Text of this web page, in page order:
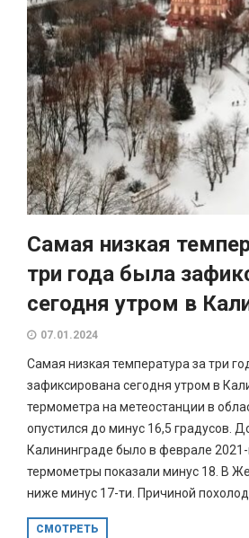
Самая низкая
три года была
сегодня утром в
07.01.2024
Самая низкая температура за три
зафиксирована сегодня утром в
термометра на метеостанции в
опустился до минус 16,5 градусов.
Калининграде было в феврале 2021-
термометры показали минус 18. В
ниже минус 17-ти. Причиной
СМОТРЕТЬ